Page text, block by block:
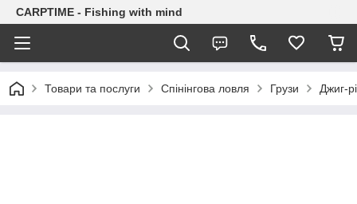
CARPTIME - Fishing with mind
Товари та послуги Спінінгова ловля Грузи Джиг-